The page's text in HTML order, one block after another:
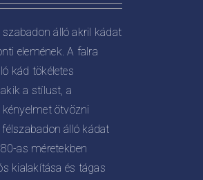
álló akril kádat
elemének. A falra
kád tökéletes
a stílust, a
ötvözni
álló kádat
as méretekben
kialakítása és tágas